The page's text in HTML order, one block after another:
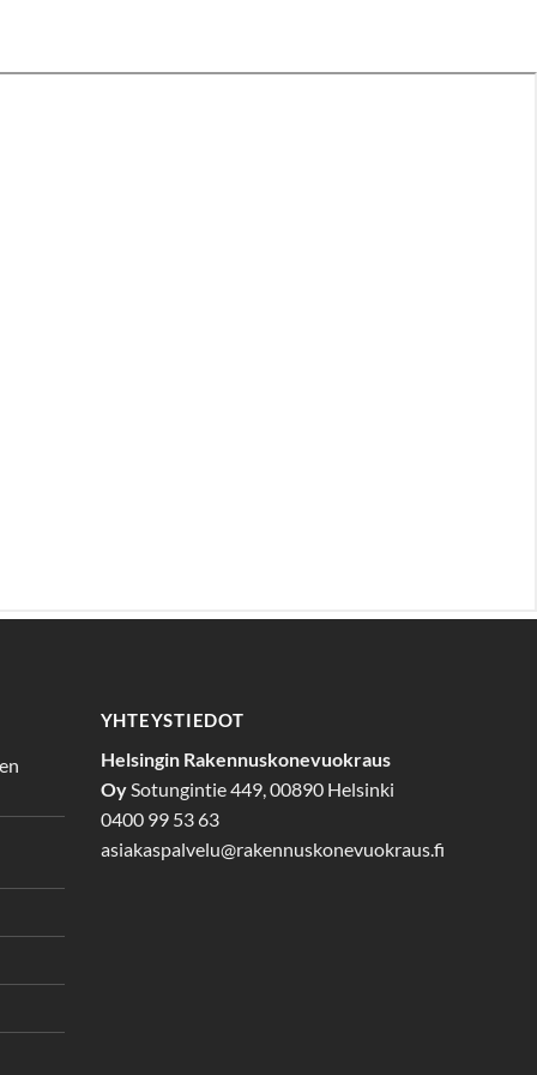
YHTEYSTIEDOT
Helsingin Rakennuskonevuokraus
OySotungintie 449, 00890 Helsinki
0400 99 53 63
asiakaspalvelu@rakennuskonevuokraus.fi